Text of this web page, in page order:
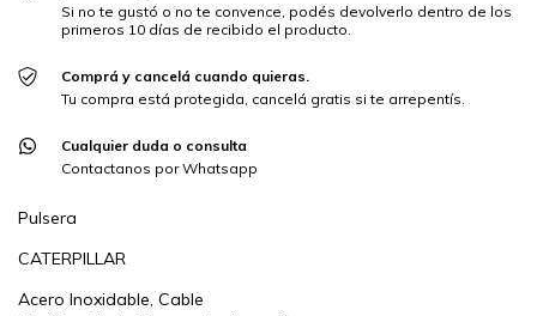
Si no te gustó o no te convence, podés devolverlo dentro de los
primeros 10 días de recibido el producto.
Comprá y cancelá cuando quieras.
Tu compra está protegida, cancelá gratis si te arrepentís.
Cualquier duda o consulta
Contactanos por Whatsapp
Pulsera
CATERPILLAR
Acero Inoxidable, Cable